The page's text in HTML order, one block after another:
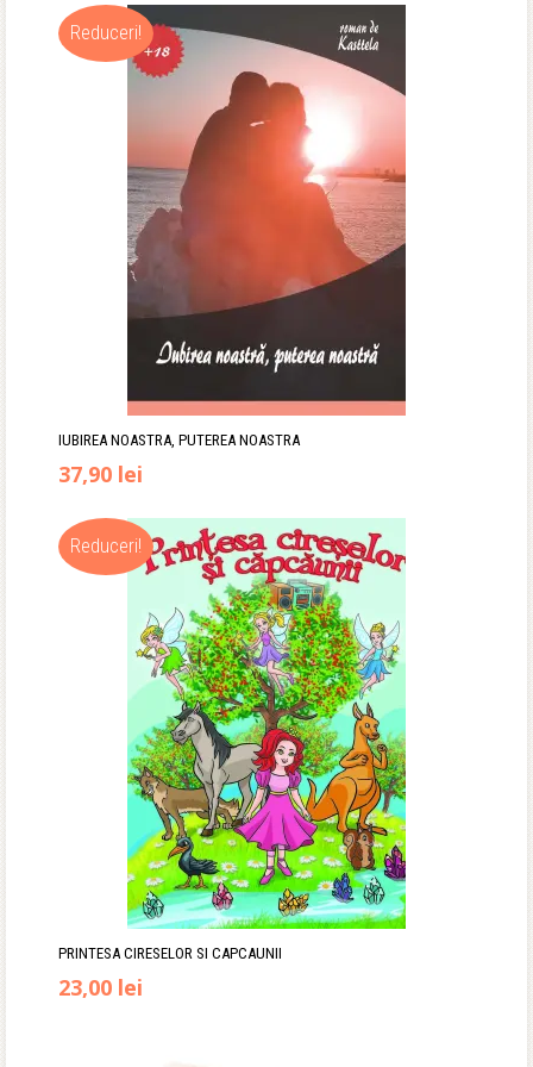
Reduceri!
IUBIREA NOASTRA, PUTEREA NOASTRA
Prețul
inițial
a
45,00 lei.
37,90 lei
curent
este:
37,90 lei.
Reduceri!
PRINTESA CIRESELOR SI CAPCAUNII
Prețul
23,00 lei